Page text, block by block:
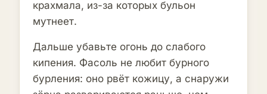
крахмала, из-за которых бульон
мутнеет.
Дальше убавьте огонь до слабого
кипения. Фасоль не любит бурного
бурления: оно рвёт кожицу, а снаружи